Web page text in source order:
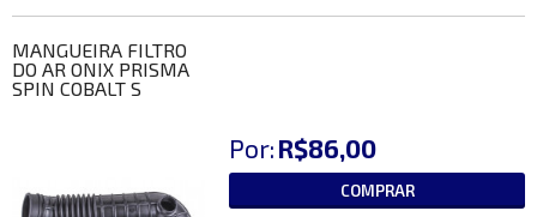
MANGUEIRA FILTRO
DO AR ONIX PRISMA
SPIN COBALT S
Por: R$86,00
COMPRAR